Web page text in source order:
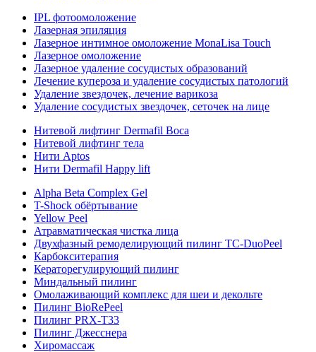
IPL фотоомоложение
Лазерная эпиляция
Лазерное интимное омоложение MonaLisa Touch
Лазерное омоложение
Лазерное удаление сосудистых образований
Лечение купероза и удаление сосудистых патологий
Удаление звездочек, лечение варикоза
Удаление сосудистых звездочек, сеточек на лице
Нитевой лифтинг Dermafil Boca
Нитевой лифтинг тела
Нити Aptos
Нити Dermafil Happy lift
Alpha Beta Complex Gel
T-Shock обёртывание
Yellow Peel
Атравматическая чистка лица
Двухфазный ремоделирующий пилинг TC-DuoPeel
Карбокситерапия
Кераторегулирующий пилинг
Миндальный пилинг
Омолаживающий комплекс для шеи и декольте
Пилинг BioRePeel
Пилинг PRX-T33
Пилинг Джесснера
Хиромассаж